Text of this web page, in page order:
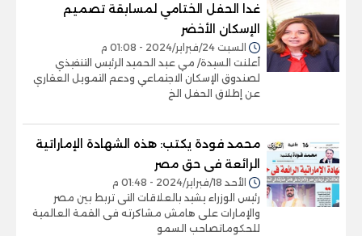
غدا الحفل الختامي لمسابقة تصميم
الإسكان الأخضر
السبت 24/فبراير/2024 - 01:08 م
أعلنت السيدة/ مي عبد الحميد الرئيس التنفيذي
لصندوق الإسكان الاجتماعي ودعم التمويل العقاري
عن إطلاق الحفل الخ
محمد فودة يكتب: هذه الشهادة الإماراتية
الرائعة فى حق مصر
الأحد 18/فبراير/2024 - 01:48 م
رئيس الوزراء يشيد بالعلاقات التى تربط بين مصر
والإمارات على هامش مشاكرته فى القمة العالمية
للحكوماتصاحب السمو